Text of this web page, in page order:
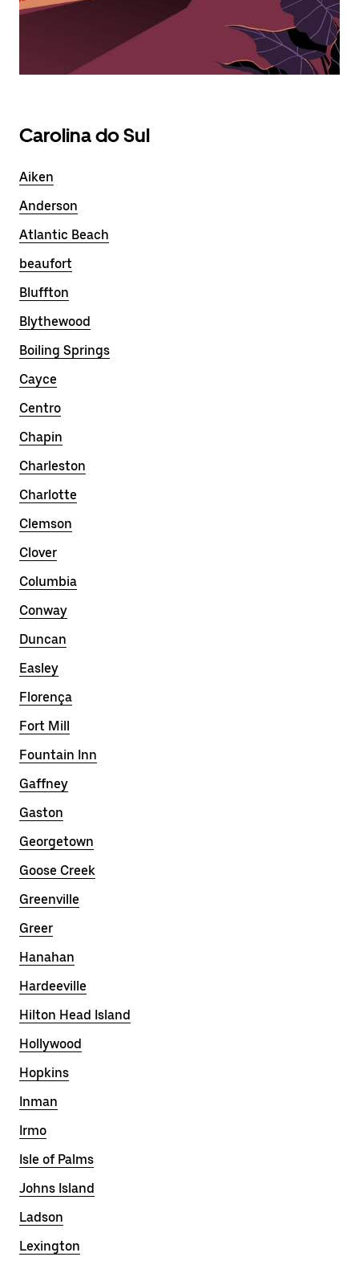
Carolina do Sul
Aiken
Anderson
Atlantic Beach
beaufort
Bluffton
Blythewood
Boiling Springs
Cayce
Centro
Chapin
Charleston
Charlotte
Clemson
Clover
Columbia
Conway
Duncan
Easley
Florença
Fort Mill
Fountain Inn
Gaffney
Gaston
Georgetown
Goose Creek
Greenville
Greer
Hanahan
Hardeeville
Hilton Head Island
Hollywood
Hopkins
Inman
Irmo
Isle of Palms
Johns Island
Ladson
Lexington